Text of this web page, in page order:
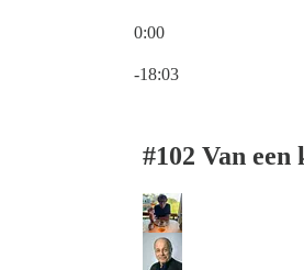
0:00
-18:03
#102 Van